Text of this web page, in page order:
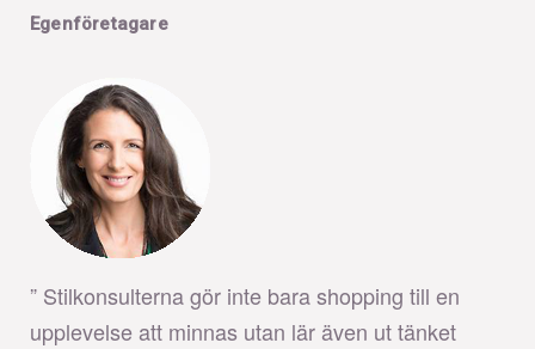
Egenföretagare
” Stilkonsulterna gör inte bara shopping till en
upplevelse att minnas utan lär även ut tänket